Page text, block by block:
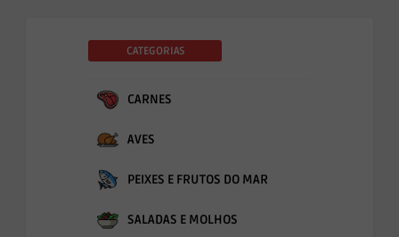
CATEGORIAS
CARNES
AVES
PEIXES E FRUTOS DO MAR
SALADAS E MOLHOS